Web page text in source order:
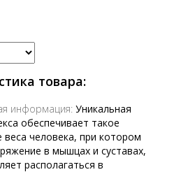
товара:
информация: Уникальная
обеспечивает такое
веса человека, при котором
в мышцах и суставах,
располагаться в